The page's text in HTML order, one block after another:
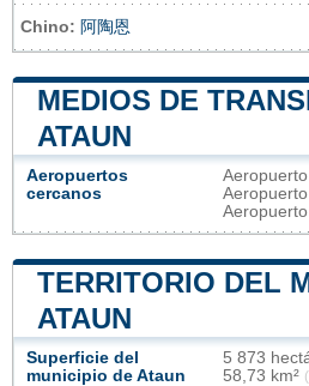
Chino: 阿陶恩
MEDIOS DE
ATAUN
Aeropuertos
cercanos
TERRITORIO DEL
ATAUN
Superficie del
municipio de Ataun
5 873
58,73 km²